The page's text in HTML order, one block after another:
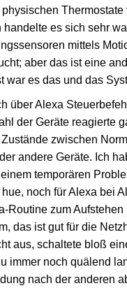
es sich sehr
mittels
aber das ist eine
war es das und das
über Alexa
der Geräte reagierte
zwischen
andere Geräte. Ich
temporären
noch für Alexa bei
Routine zum
das ist gut für die
aus, schaltete bloß
immer noch quälend
nach der anderen